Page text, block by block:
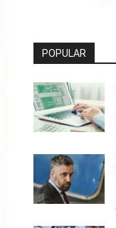
POPULAR